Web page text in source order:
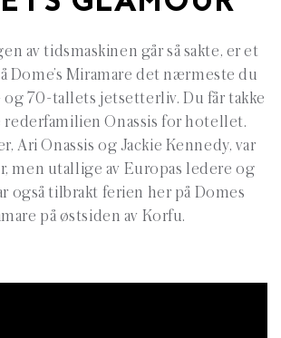
av tidsmaskinen går så sakte, er et
Dome’s Miramare det nærmeste du
og 70-tallets jetsetterliv. Du får takke
Onassis for hotellet.
Ari Onassis og Jackie Kennedy, var
men utallige av Europas ledere og
også tilbrakt ferien her på Domes
på østsiden av Korfu.